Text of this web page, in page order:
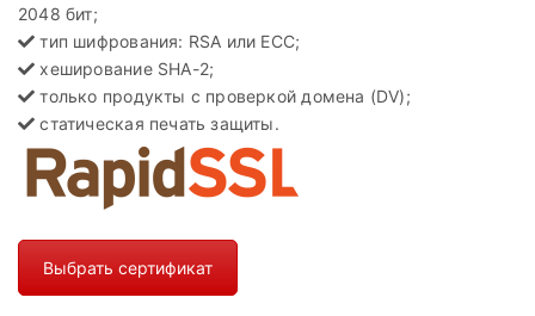
2048 бит;
тип шифрования: RSA или ECC;
хеширование SHA-2;
только продукты с проверкой домена (DV);
статическая печать защиты.
Выбрать сертификат